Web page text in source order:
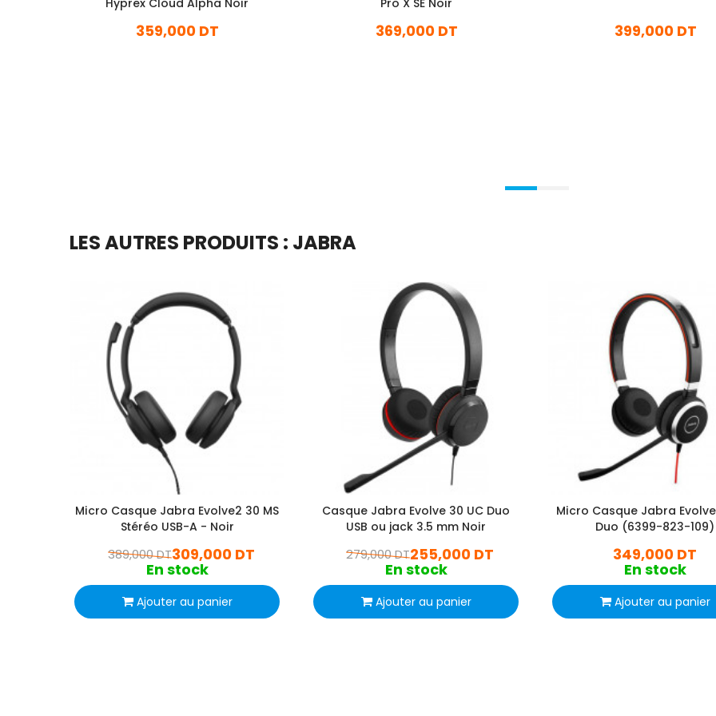
359,000 DT
369,000 DT
399,000 DT
LES AUTRES PRODUITS : JABRA
Micro Casque Jabra Evolve2 30 MS
Stéréo USB-A - Noir
309,000 DT
389,000 DT
En stock
Ajouter au panier
Casque Jabra Evolve 30 UC Duo
USB ou jack 3.5 mm Noir
255,000 DT
279,000 DT
En stock
Ajouter au panier
Micro Casque Jabra
Duo (6399-823-109)
349,000 DT
En stock
Ajouter au panier